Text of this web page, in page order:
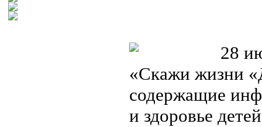
28
«Скажи жизни
содержащие
и здоровье